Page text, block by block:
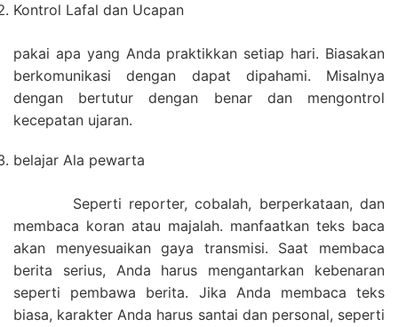
Kontrol Lafal dan Ucapan
pakai apa yang Anda praktikkan setiap hari. Biasakan
berkomunikasi dengan dapat dipahami. Misalnya
dengan bertutur dengan benar dan mengontrol
kecepatan ujaran.
belajar Ala pewarta
Seperti reporter, cobalah, berperkataan, dan
membaca koran atau majalah. manfaatkan teks baca
akan menyesuaikan gaya transmisi. Saat membaca
berita serius, Anda harus mengantarkan kebenaran
seperti pembawa berita. Jika Anda membaca teks
biasa, karakter Anda harus santai dan personal, seperti